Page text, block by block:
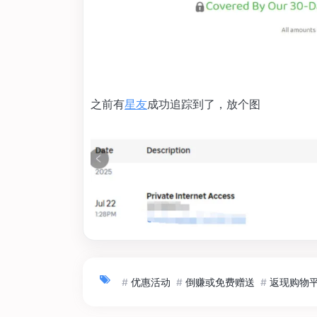
之前有星友成功追踪到了，放个图
# 优惠活动 # 倒赚或免费赠送 # 返现购物